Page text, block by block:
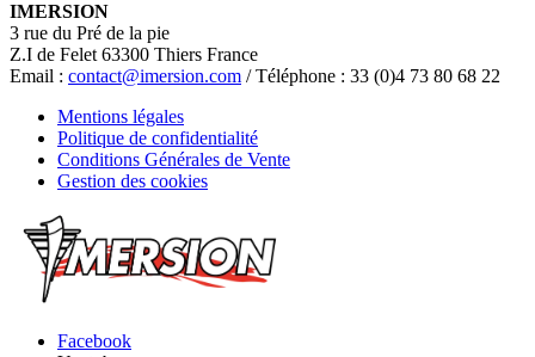
IMERSION
3 rue du Pré de la pie
Z.I de Felet 63300 Thiers France
Email : contact@imersion.com / Téléphone : 33 (0)4 73 80 68 22
Mentions légales
Politique de confidentialité
Conditions Générales de Vente
Gestion des cookies
Facebook